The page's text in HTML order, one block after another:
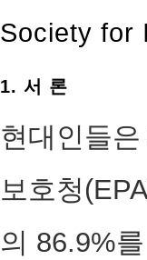
Society for
1. 서 론
현대인들
보호청
의 86.9%